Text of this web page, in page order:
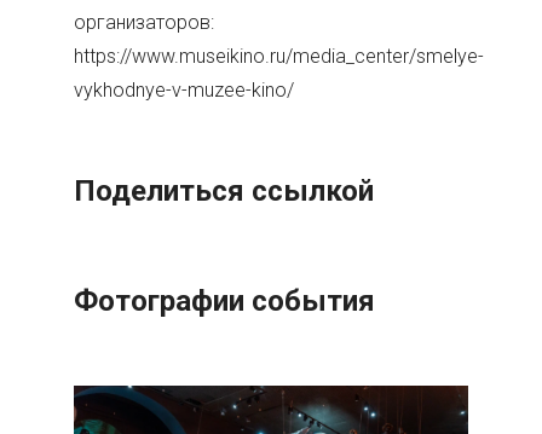
организаторов:
https://www.museikino.ru/media_center/smelye-
vykhodnye-v-muzee-kino/
Поделиться ссылкой
Фотографии события